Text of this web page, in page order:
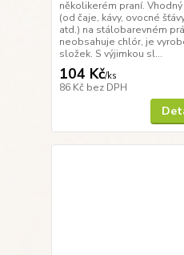
několikerém praní.
(od čaje, kávy, ovocné
atd.) na stálobarevném
neobsahuje chlór, je
složek. S výjimkou sl...
104 Kč/ks
86 Kč bez DPH